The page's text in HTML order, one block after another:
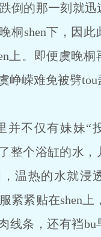
的那一刻就迅
桐shen下，因此
上。即便虞晚桐
峥嵘难免被劈
仅有妹妹“投
整个浴缸的水，
温热的水就浸
紧紧贴在shen上
线条，还有裆bu